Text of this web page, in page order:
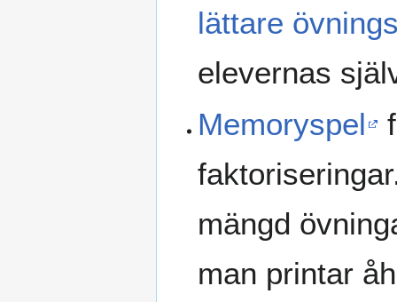
lättare
elevernas
Memoryspel
mängd
man printar